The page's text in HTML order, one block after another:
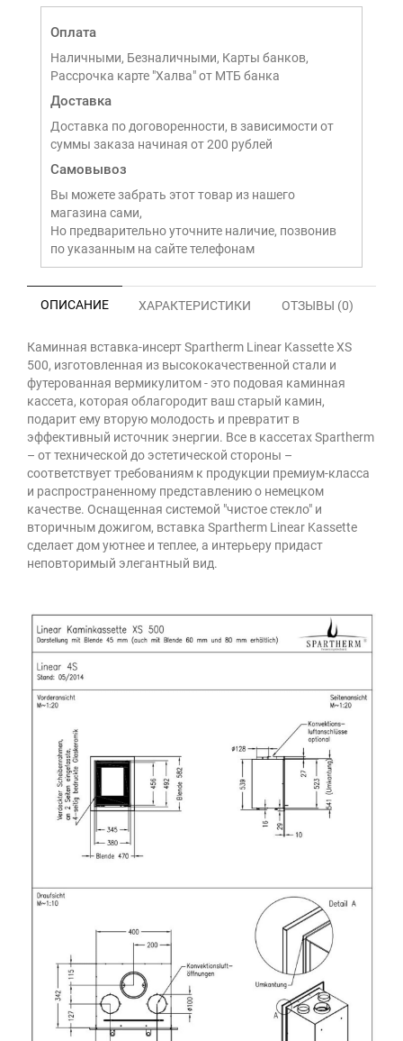
Оплата
Наличными, Безналичными, Карты банков,
Рассрочка карте "Халва" от МТБ банка
Доставка
Доставка по договоренности, в зависимости от
суммы заказа начиная от 200 рублей
Самовывоз
Вы можете забрать этот товар из нашего
магазина сами,
Но предварительно уточните наличие, позвонив
по указанным на сайте телефонам
ОПИСАНИЕ ХАРАКТЕРИСТИКИ ОТЗЫВЫ (0)
Каминная вставка-инсерт Spartherm Linear Kassette XS
500, изготовленная из высококачественной стали и
футерованная вермикулитом - это подовая каминная
кассета, которая облагородит ваш старый камин,
подарит ему вторую молодость и превратит в
эффективный источник энергии. Все в кассетах Spartherm
– от технической до эстетической стороны –
соответствует требованиям к продукции премиум-класса
и распространенному представлению о немецком
качестве. Оснащенная системой "чистое стекло" и
вторичным дожигом, вставка Spartherm Linear Kassette
сделает дом уютнее и теплее, а интерьеру придаст
неповторимый элегантный вид.